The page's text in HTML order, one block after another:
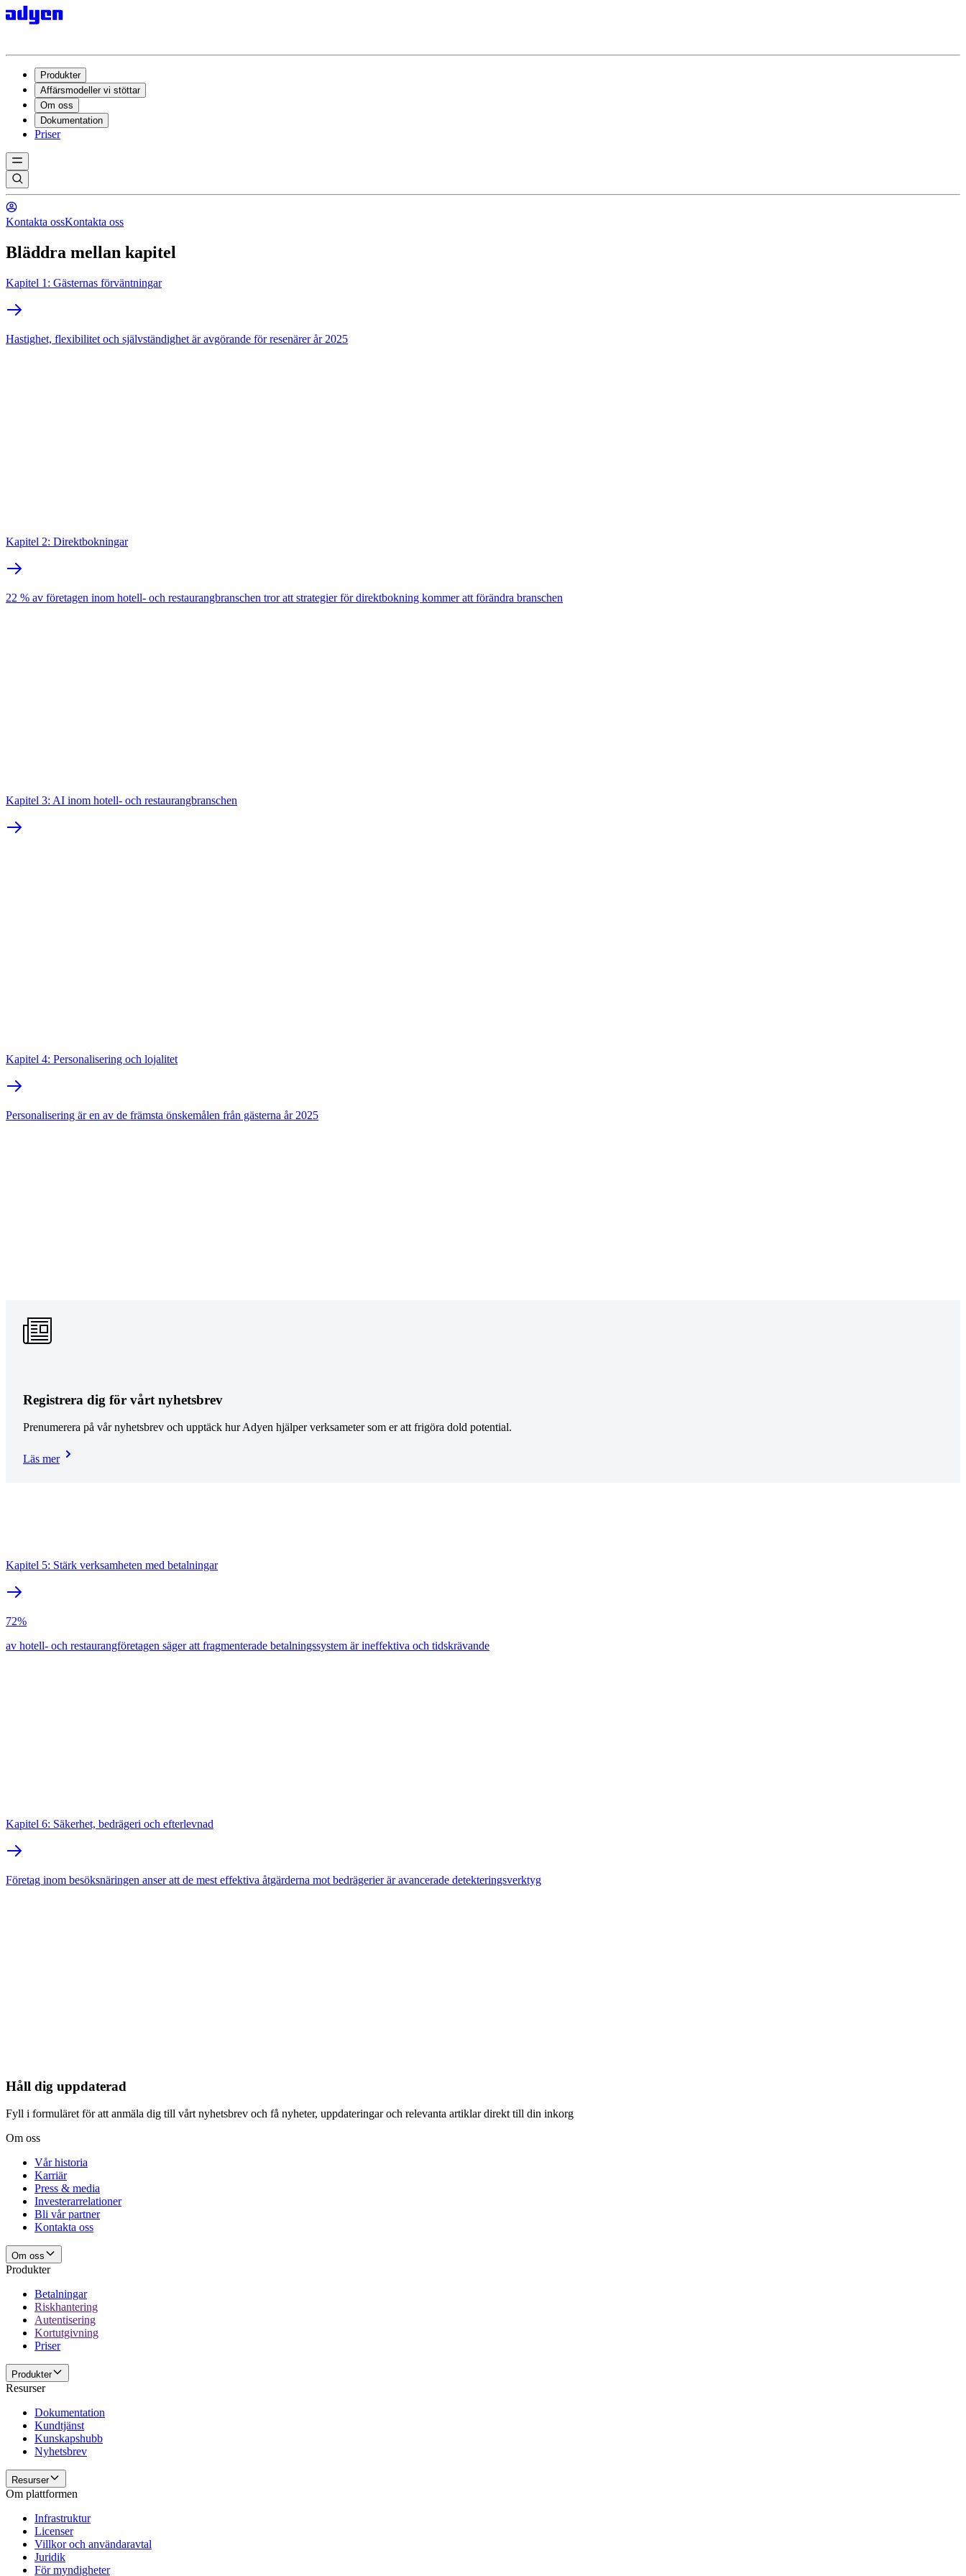
Produkter
Affärsmodeller vi stöttar
Om oss
Dokumentation
Priser
Kontakta ossKontakta oss
Bläddra mellan kapitel
Kapitel 1: Gästernas förväntningar
Hastighet, flexibilitet och självständighet är avgörande för resenärer år 2025
Kapitel 2: Direktbokningar
22 % av företagen inom hotell- och restaurangbranschen tror att strategier för direktbokning kommer att förändra branschen
Kapitel 3: AI inom hotell- och restaurangbranschen
Kapitel 4: Personalisering och lojalitet
Personalisering är en av de främsta önskemålen från gästerna år 2025
Registrera dig för vårt nyhetsbrev
Prenumerera på vår nyhetsbrev och upptäck hur Adyen hjälper verksameter som er att frigöra dold potential.
Läs mer
Kapitel 5: Stärk verksamheten med betalningar
72%
av hotell- och restaurangföretagen säger att fragmenterade betalningssystem är ineffektiva och tidskrävande
Kapitel 6: Säkerhet, bedrägeri och efterlevnad
Företag inom besöksnäringen anser att de mest effektiva åtgärderna mot bedrägerier är avancerade detekteringsverktyg
Håll dig uppdaterad
Fyll i formuläret för att anmäla dig till vårt nyhetsbrev och få nyheter, uppdateringar och relevanta artiklar direkt till din inkorg
Om oss
Vår historia
Karriär
Press & media
Investerarrelationer
Bli vår partner
Kontakta oss
Om oss
Produkter
Betalningar
Riskhantering
Autentisering
Kortutgivning
Priser
Produkter
Resurser
Dokumentation
Kundtjänst
Kunskapshubb
Nyhetsbrev
Resurser
Om plattformen
Infrastruktur
Licenser
Villkor och användaravtal
Juridik
För myndigheter